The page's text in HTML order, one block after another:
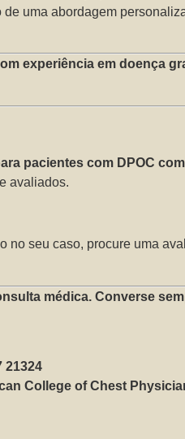
de uma abordagem
experiência em doença
pacientes com DPOC
avaliados.
no seu caso, procure uma
médica. Converse
21324
College of Chest